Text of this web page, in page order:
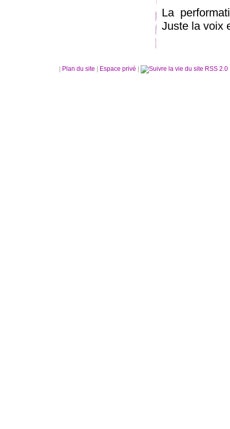
La
Juste la voix
Plan du site Espace privé RSS 2.0